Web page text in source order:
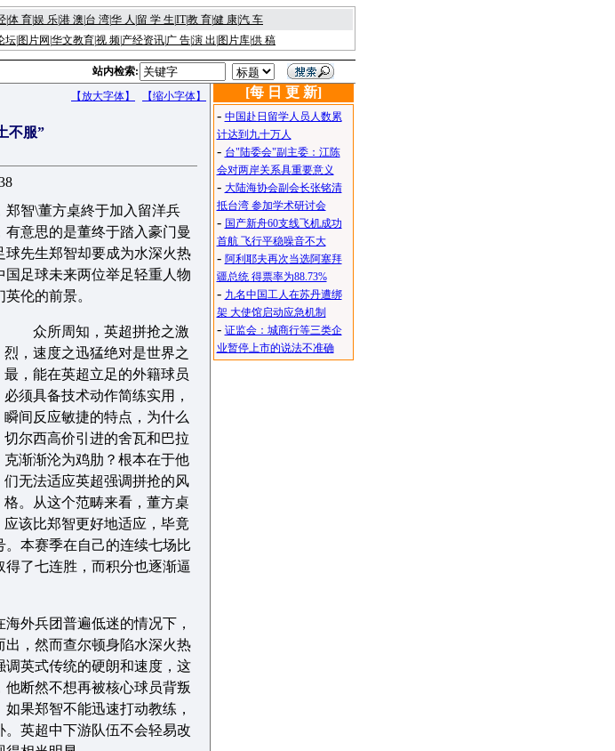
体 育娱 乐港 澳 台 湾华 人 留 学 生 IT|教 育健 康汽 车
坛 图片网 华文教育视 频 产经资讯 广 告演 出 图片库供 稿
站内检索:
【放大字体】
【缩小字体】
不服”
智\董方桌終于加入留洋兵
意思的是董终于踏入豪门曼
先生郑智却要成为水深火热
足球未来两位举足轻重人物
伦的前景。
众所周知，英超拼抢之激
烈，速度之迅猛绝对是世界之
最，能在英超立足的外籍球员
必须具备技术动作简练实用，
瞬间反应敏捷的特点，为什么
切尔西高价引进的舍瓦和巴拉
克渐渐沦为鸡肋？根本在于他
们无法适应英超强调拼抢的风
格。从这个范畴来看，董方桌
应该比郑智更好地适应，毕竟
本赛季在自己的连续七场比
了七连胜，而积分也逐渐逼
外兵团普遍低迷的情况下，
，然而查尔顿身陷水深火热
英式传统的硬朗和速度，这
断然不想再被核心球员背叛
果郑智不能迅速打动教练，
英超中下游队伍不会轻易改
[每 日 更 新]
- 中国赴日留学人员人数累
计达到九十万人
- 台"陆委会"副主委：江陈
会对两岸关系具重要意义
- 大陆海协会副会长张铭清
抵台湾 参加学术研讨会
- 国产新舟60支线飞机成功
首航 飞行平稳噪音不大
- 阿利耶夫再次当选阿塞拜
疆总统 得票率为88.73%
- 九名中国工人在苏丹遭绑
架 大使馆启动应急机制
- 证监会：城商行等三类企
业暂停上市的说法不准确